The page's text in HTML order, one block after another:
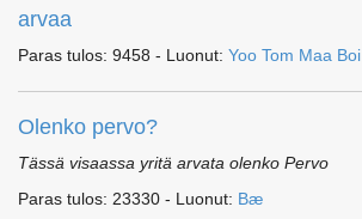
arvaa
Paras tulos: 9458 - Luonut: Yoo Tom Maa Boi
Olenko pervo?
Tässä visaassa yritä arvata olenko Pervo
Paras tulos: 23330 - Luonut: Bæ